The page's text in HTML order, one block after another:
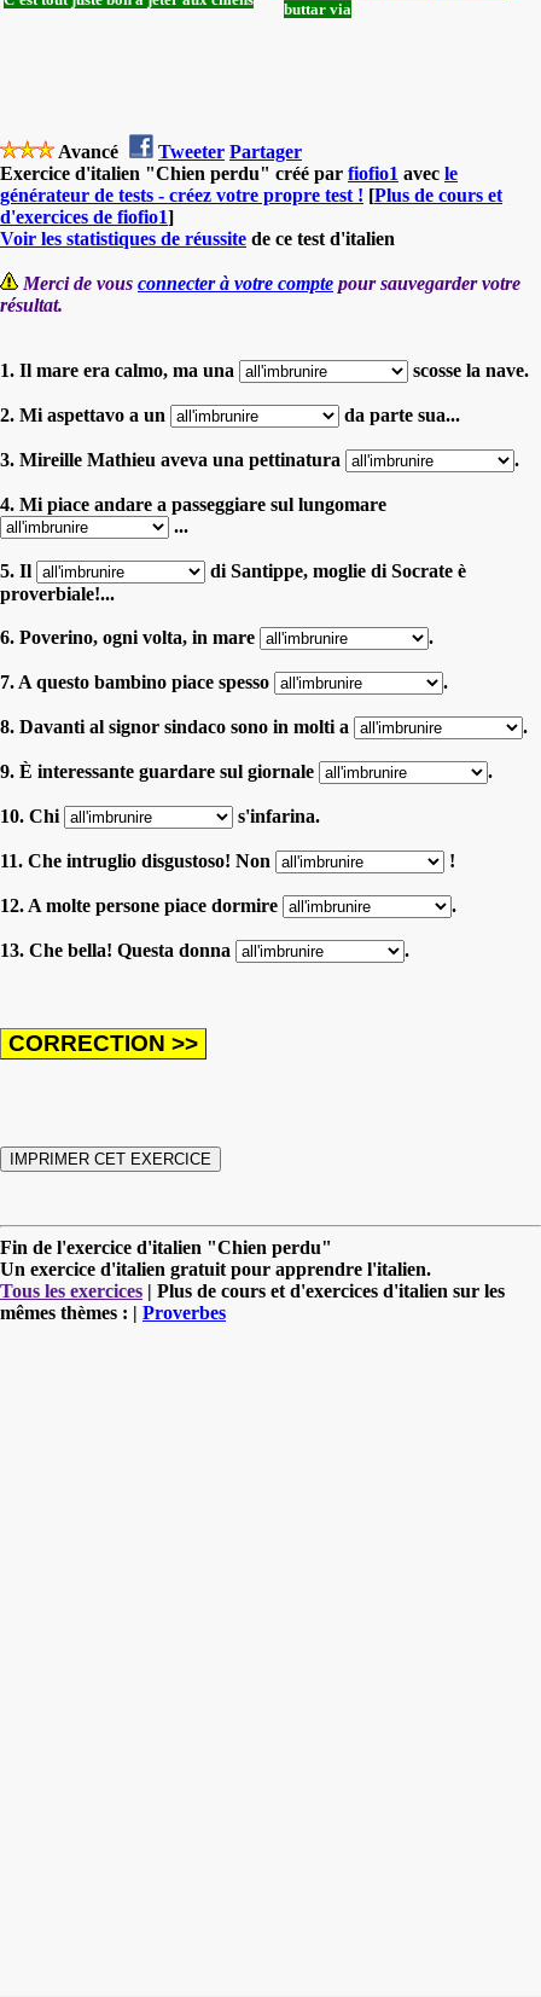
buttar via
Avancé Tweeter Partager
Exercice d'italien "Chien perdu" créé par fiofio1 avec le
générateur de tests - créez votre propre test ! [Plus de cours et
d'exercices de fiofio1]
Voir les statistiques de réussite de ce test d'italien
Merci de vous connecter à votre compte pour sauvegarder votre
résultat.
1. Il mare era calmo, ma una scosse la nave.
2. Mi aspettavo a un da parte sua...
3. Mireille Mathieu aveva una pettinatura .
4. Mi piace andare a passeggiare sul lungomare
...
5. Il
di Santippe, moglie di Socrate è
proverbiale!...
6. Poverino, ogni volta, in mare .
7. A questo bambino piace spesso .
8. Davanti al signor sindaco sono in molti a .
9. È interessante guardare sul giornale .
10. Chi s'infarina.
11. Che intruglio disgustoso! Non !
12. A molte persone piace dormire .
13. Che bella! Questa donna .
Fin de l'exercice d'italien "Chien perdu"
Un exercice d'italien gratuit pour apprendre l'italien.
Tous les exercices | Plus de cours et d'exercices d'italien sur les
mêmes thèmes : | Proverbes